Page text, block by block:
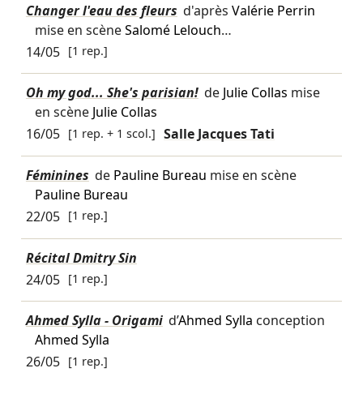
Changer l'eau des fleurs d'après Valérie Perrin
mise en scèneSalomé Lelouch…
14/05 [1 rep.]
Oh my god... She's parisian! de Julie Collas mise
en scène Julie Collas
16/05 [1 rep. + 1 scol.] Salle Jacques Tati
Féminines de Pauline Bureau mise en scène
Pauline Bureau
22/05 [1 rep.]
Récital Dmitry Sin
24/05 [1 rep.]
Ahmed Sylla - Origami d’Ahmed Sylla conception
Ahmed Sylla
26/05 [1 rep.]